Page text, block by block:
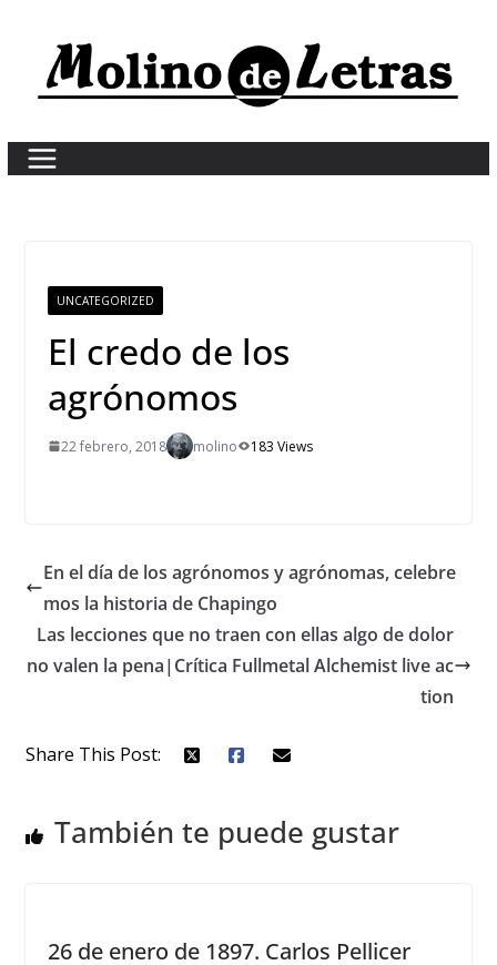
content
UNCATEGORIZED
El credo de los
agrónomos
22 febrero, 2018 molino 183 Views
En el día de los agrónomos y agrónomas, celebre
mos la historia de Chapingo
Las lecciones que no traen con ellas algo de dolor
no valen la pena|Crítica Fullmetal Alchemist live ac
tion
Share This Post:
También te puede gustar
26 de enero de 1897. Carlos Pellicer